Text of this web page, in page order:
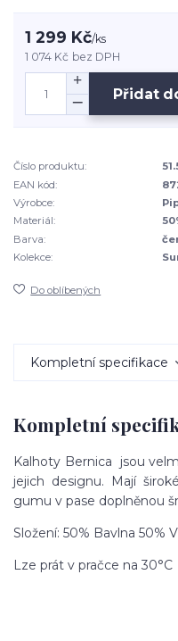
1 299 Kč/ks
1 074 Kč bez DPH
Přidat
Číslo produktu:
EAN kód:
Výrobce:
Materiál:
Barva:
Kolekce:
Do oblíbených
Kompletní specifikace
Kompletní
Kalhoty Bernica jsou
jejich designu. Mají
gumu v pase doplněnou
Složení: 50% Bavlna 50%
Lze prát v pračce na 30°C